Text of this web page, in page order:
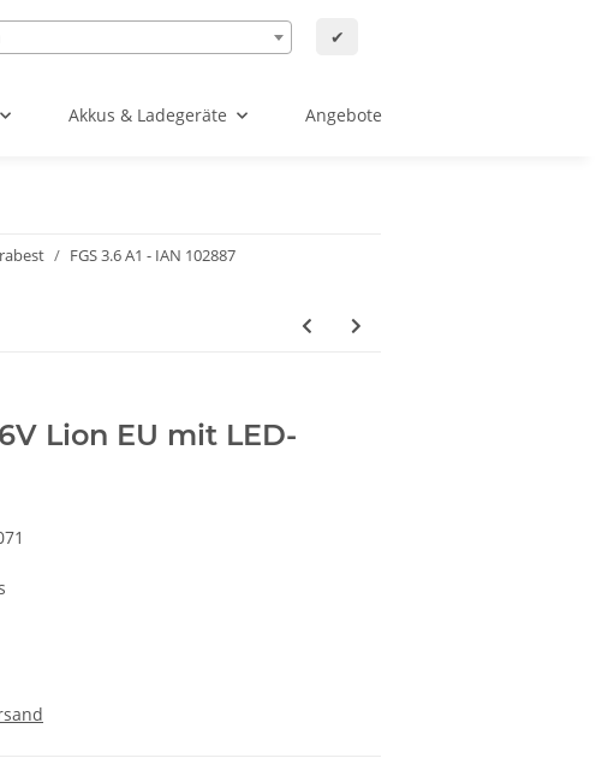
✔
Akkus & Ladegeräte Angebote
FGS 3.6 A1 - IAN 102887
Lion EU mit LED-